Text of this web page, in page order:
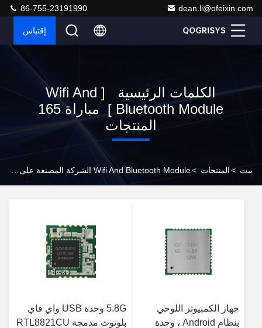
dean.li@ofeixin.com
86-755-23191990
إقتباس
الكلمات الرئيسية [ Wifi And
Bluetooth Module ] مباراة 165
المنتجات
بيت >المنتجات >
جهاز الكمبيوتر اللوحي
بنظام Android ، وحدة
5.8G وحدة USB واي فاي
بلوتوث مدمجة RTL8821CU